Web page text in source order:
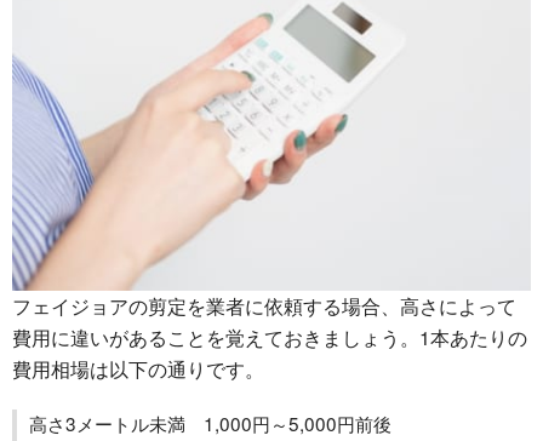
フェイジョアの剪定を業者に依頼する場合、高さによって
費用に違いがあることを覚えておきましょう。1本あたりの
費用相場は以下の通りです。
高さ3メートル未満 1,000円～5,000円前後